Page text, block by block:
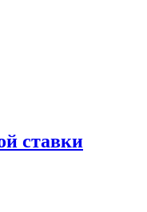
ставки